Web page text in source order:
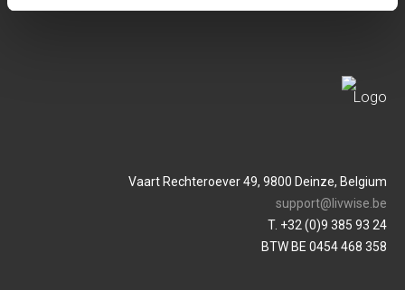
Vaart Rechteroever 49, 9800 Deinze, Belgium
support@livwise.be
T. +32 (0)9 385 93 24
BTW BE 0454 468 358